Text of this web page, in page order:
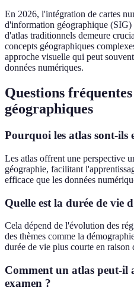
En 2026, l'intégration de cartes
d'information géographique (SIG)
d'atlas traditionnels demeure
concepts géographiques
approche visuelle qui peut
données numériques.
Questions
géographiques
Pourquoi les atlas sont-ils
Les atlas offrent une perspective
géographie, facilitant
efficace que les données
Quelle est la durée de vie
Cela dépend de l'évolution des
des thèmes comme la
durée de vie plus courte en raison
Comment un atlas peut-il
examen ?